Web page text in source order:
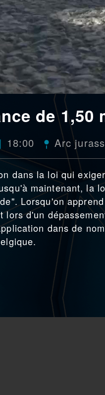
de 1,50
18:00 Arc
dans la loi qui
maintenant, la
Lorsqu'on
lors d'un
dans de